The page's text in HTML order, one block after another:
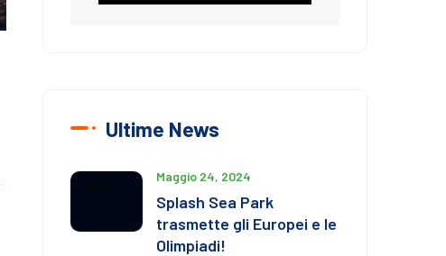
Ultime News
Maggio 24, 2024
Splash Sea Park
trasmette gli Europei e le
Olimpiadi!